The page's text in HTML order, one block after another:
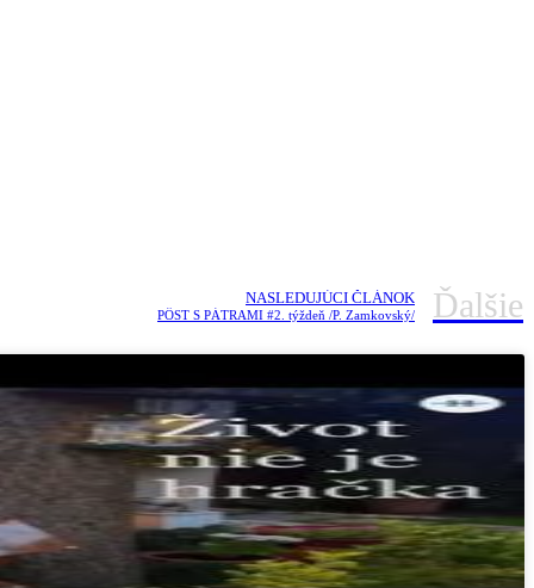
NASLEDUJÚCI ČLÁNOK
PÔST S PÁTRAMI #2. týždeň /P. Zamkovský/ Ďalšie